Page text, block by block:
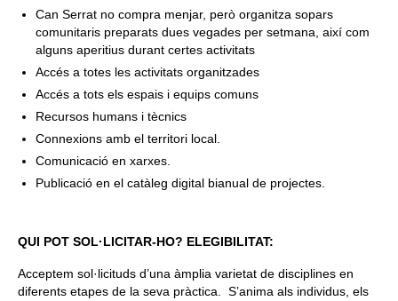
Can Serrat no compra menjar, però organitza sopars
comunitaris preparats dues vegades per setmana, així com
alguns aperitius durant certes activitats
Accés a totes les activitats organitzades
Accés a tots els espais i equips comuns
Recursos humans i tècnics
Connexions amb el territori local.
Comunicació en xarxes.
Publicació en el catàleg digital bianual de projectes.
QUI POT SOL·LICITAR-HO? ELEGIBILITAT:
Acceptem sol·licituds d’una àmplia varietat de disciplines en
diferents etapes de la seva pràctica. S’anima als individus, els